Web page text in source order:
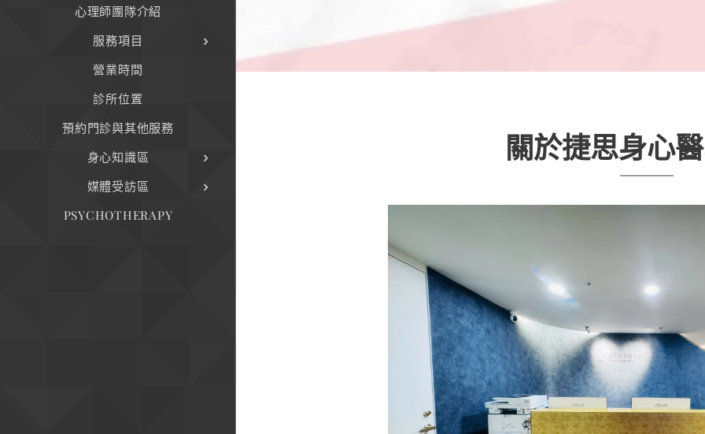
心理師團隊介紹
服務項目
營業時間
診所位置
預約門診與其他服務
身心知識區
媒體受訪區
PSYCHOTHERAPY
關於捷思身心